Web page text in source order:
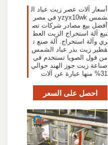
أسعار آلات عصر زيت عباد ال
شمس yzyx10wk في مصر
أفضل بيع مصادر شركات تص
نيع آلة استخراج الزيت العط
ري وآلة استخراج. آلة صنع ت
قطير زيت بذر عباد الشمس
من فول الصويا تستخدم في
صناعة زيت جوز الهند حوالي
31% منها عبارة عن آلات
احصل على السعر